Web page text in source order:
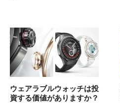
ウェアラブルウォッチは投
資する価値がありますか？